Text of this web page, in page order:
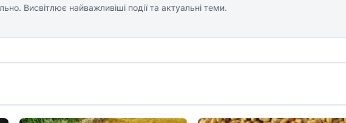
Висвітлює найважливіші події та актуальні теми.